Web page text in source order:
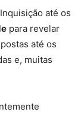
até os
para revelar
até os
e, muitas